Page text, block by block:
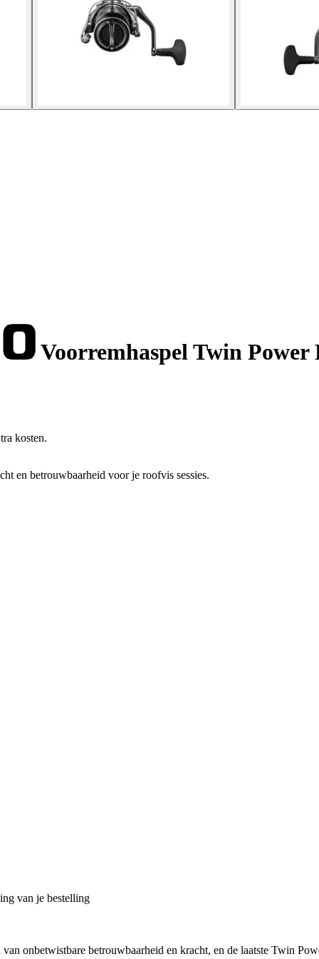
Voorremhaspel Twin Power
kosten.
en betrouwbaarheid voor je roofvis sessies.
van je bestelling
onbetwistbare betrouwbaarheid en kracht, en de laatste Twin